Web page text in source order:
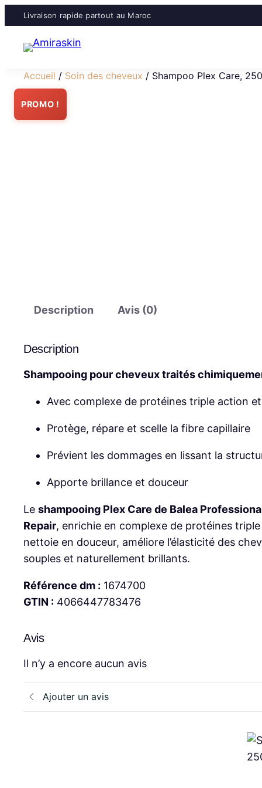
Livraison rapide partout au Maroc
Accueil / Soin des cheveux / Shampoo Plex Care,
PROMO !
Description Avis (0)
Description
Shampooing pour cheveux traités
Avec complexe de protéines triple action
Protège, répare et scelle la fibre capillaire
Prévient les dommages en lissant la
Apporte brillance et douceur
Le shampooing Plex Care de Balea
Repair, enrichie en complexe de protéines
nettoie en douceur, améliore l’élasticité des
souples et naturellement brillants.
Référence dm : 1674700
GTIN : 4066447783476
Avis
Il n’y a encore aucun avis
Ajouter un avis